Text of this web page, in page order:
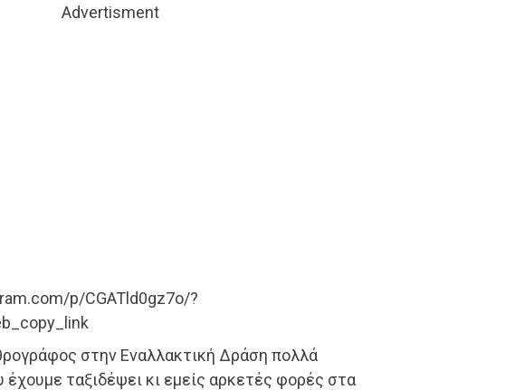
Advertisment
p/CGATld0gz7o/?
στην Εναλλακτική Δράση πολλά
έχουμε ταξιδέψει κι εμείς αρκετές φορές στα